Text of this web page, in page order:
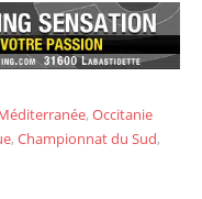
, Occitanie
, Championnat du Sud,